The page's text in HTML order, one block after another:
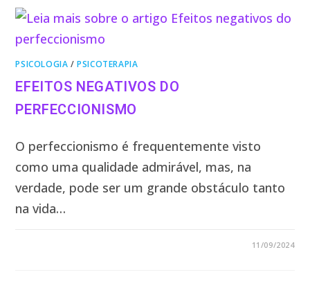
PSICOLOGIA /PSICOTERAPIA
EFEITOS NEGATIVOS DO
PERFECCIONISMO
O perfeccionismo é frequentemente visto
como uma qualidade admirável, mas, na
verdade, pode ser um grande obstáculo tanto
na vida…
11/09/2024